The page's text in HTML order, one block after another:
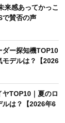
来感あってかっこ
で賛否の声
ダー探知機TOP10
モデルは？【2026
ヤTOP10｜夏のロ
ルは？【2026年6